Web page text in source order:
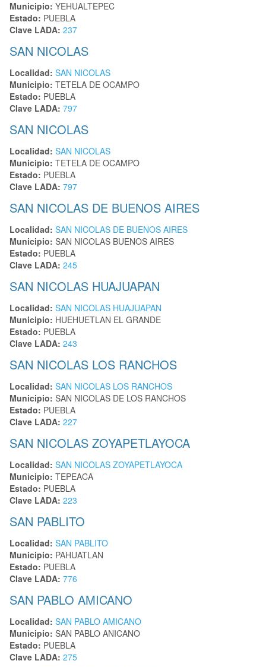
Municipio: YEHUALTEPEC
Estado: PUEBLA
Clave LADA: 237
SAN NICOLAS
Localidad: SAN NICOLAS
Municipio: TETELA DE OCAMPO
Estado: PUEBLA
Clave LADA: 797
SAN NICOLAS
Localidad: SAN NICOLAS
Municipio: TETELA DE OCAMPO
Estado: PUEBLA
Clave LADA: 797
SAN NICOLAS DE BUENOS AIRES
Localidad: SAN NICOLAS DE BUENOS AIRES
Municipio: SAN NICOLAS BUENOS AIRES
Estado: PUEBLA
Clave LADA: 245
SAN NICOLAS HUAJUAPAN
Localidad: SAN NICOLAS HUAJUAPAN
Municipio: HUEHUETLAN EL GRANDE
Estado: PUEBLA
Clave LADA: 243
SAN NICOLAS LOS RANCHOS
Localidad: SAN NICOLAS LOS RANCHOS
Municipio: SAN NICOLAS DE LOS RANCHOS
Estado: PUEBLA
Clave LADA: 227
SAN NICOLAS ZOYAPETLAYOCA
Localidad: SAN NICOLAS ZOYAPETLAYOCA
Municipio: TEPEACA
Estado: PUEBLA
Clave LADA: 223
SAN PABLITO
Localidad: SAN PABLITO
Municipio: PAHUATLAN
Estado: PUEBLA
Clave LADA: 776
SAN PABLO AMICANO
Localidad: SAN PABLO AMICANO
Municipio: SAN PABLO ANICANO
Estado: PUEBLA
Clave LADA: 275